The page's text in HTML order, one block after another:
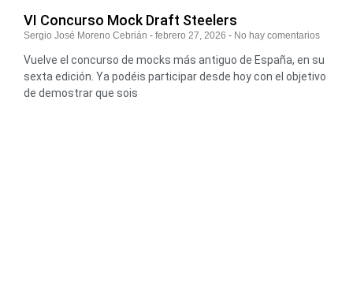
VI Concurso Mock Draft Steelers
Sergio José Moreno Cebrián febrero 27, 2026 No hay comentarios
Vuelve el concurso de mocks más antiguo de España, en su
sexta edición. Ya podéis participar desde hoy con el objetivo
de demostrar que sois